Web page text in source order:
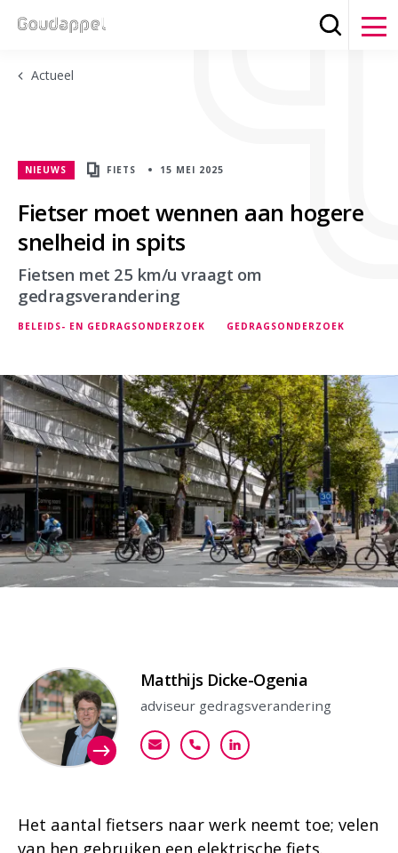
Zoeken
Actueel
Fietser moet wennen aan hogere
snelheid in spits
Fietsen met 25 km/u vraagt om
gedragsverandering
NIEUWS FIETS 15 MEI 2025
BELEIDS- EN GEDRAGSONDERZOEK GEDRAGSONDERZOEK
Het aantal fietsers naar werk neemt toe; velen
van hen gebruiken een elektrische fiets.
ContactpersoonMatthijs Dicke-Ogenia
adviseur gedragsverandering
mdicke-ogenia@goudappel.nl
+31 (0)6 29 04 14 77
Bekijk mijn profiel